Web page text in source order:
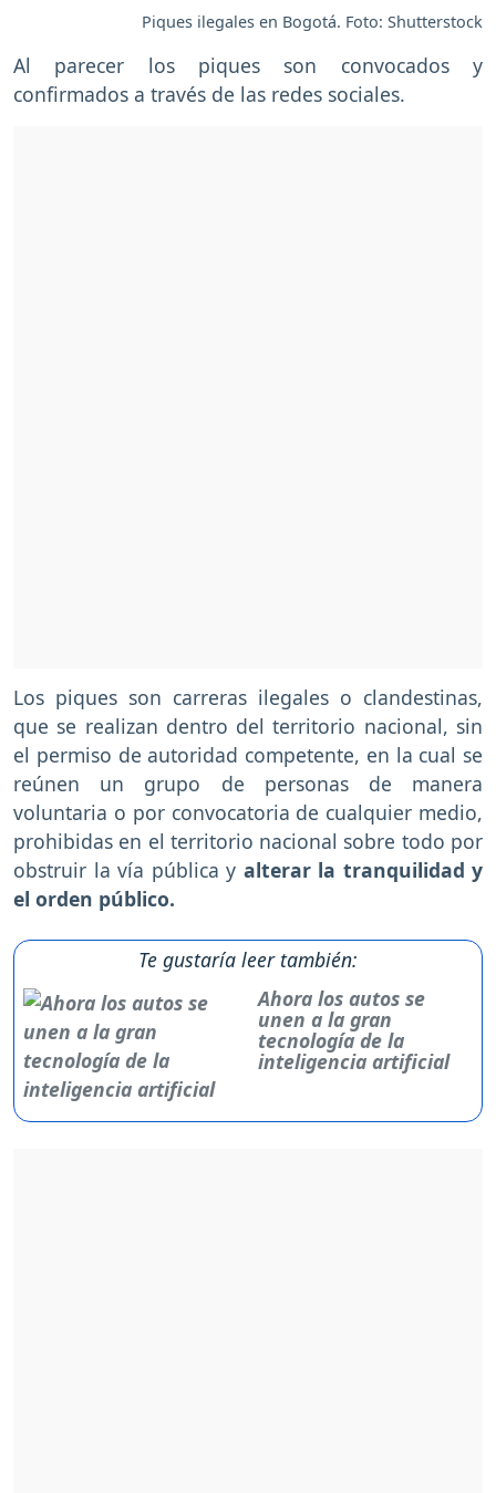
Piques ilegales en Bogotá. Foto: Shutterstock
Al parecer los piques son convocados y
confirmados a través de las redes sociales.
Los piques son carreras ilegales o clandestinas,
que se realizan dentro del territorio nacional, sin
el permiso de autoridad competente, en la cual se
reúnen un grupo de personas de manera
voluntaria o por convocatoria de cualquier medio,
prohibidas en el territorio nacional sobre todo por
obstruir la vía pública y alterar la tranquilidad y
el orden público.
Te gustaría leer también:
Ahora los autos se
unen a la gran
tecnología de la
inteligencia artificial